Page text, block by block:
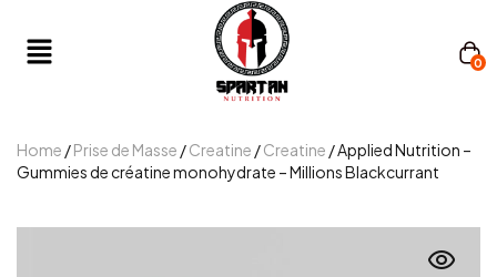
0
Home /Prise de Masse /Creatine /Creatine / Applied Nutrition –
Gummies de créatine monohydrate – Millions Blackcurrant